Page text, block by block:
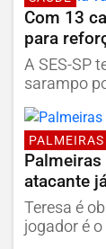
Com 13
para
A SES-SP
sarampo
PALMEIRAS
atacante
Teresa é
jogador é